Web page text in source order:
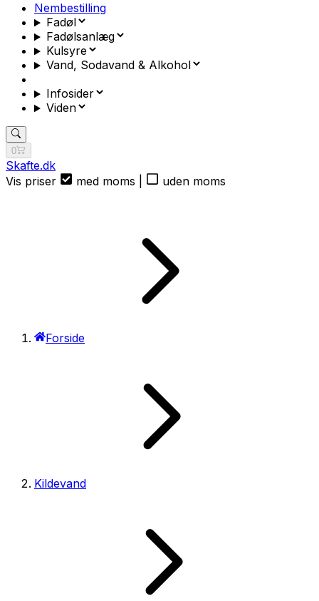
Nembestilling
Fadøl
Fadølsanlæg
Kulsyre
Vand, Sodavand & Alkohol
Infosider
Viden
0
Skafte.dk
Vis priser
med moms uden moms
Forside
Kildevand